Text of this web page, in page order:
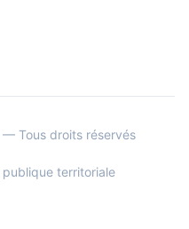
Tous droits réservés
territoriale